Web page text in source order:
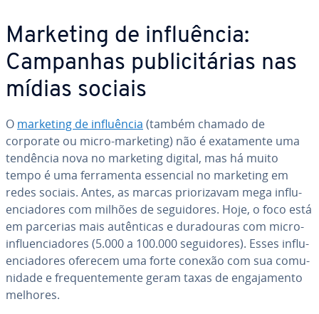
Marketing de in­fluên­cia:
Campanhas pu­bli­ci­tá­rias nas
mídias sociais
O marketing de in­fluên­cia (também chamado de
corporate ou micro-marketing) não é exa­ta­mente uma
tendência nova no marketing digital, mas há muito
tempo é uma fer­ra­menta essencial no marketing em
redes sociais. Antes, as marcas pri­o­ri­za­vam mega in­flu­
en­ci­a­do­res com milhões de se­gui­do­res. Hoje, o foco está
em parcerias mais au­tên­ti­cas e du­ra­dou­ras com micro-
in­flu­en­ci­a­do­res (5.000 a 100.000 se­gui­do­res). Esses in­flu­
en­ci­a­do­res oferecem uma forte conexão com sua co­mu­
ni­dade e fre­quen­te­mente geram taxas de en­ga­ja­mento
melhores.